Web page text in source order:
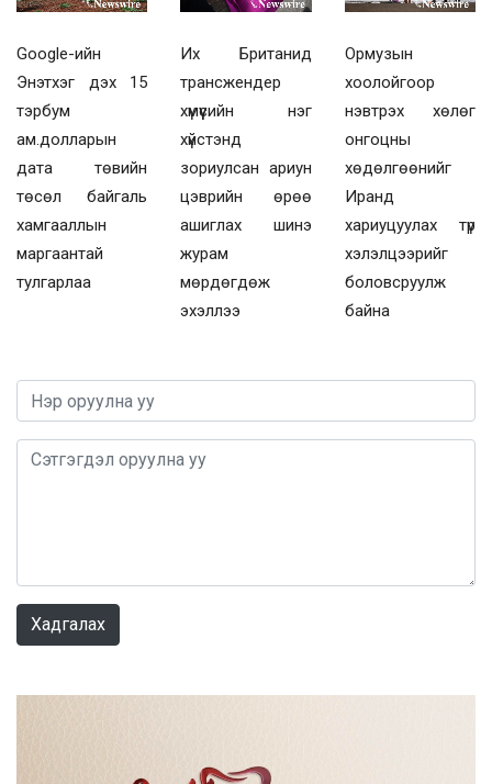
Google-ийн
Энэтхэг дэх 15
тэрбум
ам.долларын
дата төвийн
төсөл байгаль
хамгааллын
маргаантай
тулгарлаа
Их Британид
трансжендер
хүмүүсийн нэг
хүйстэнд
зориулсан ариун
цэврийн өрөө
ашиглах шинэ
журам
мөрдөгдөж
эхэллээ
Ормузын
хоолойгоор
нэвтрэх хөлөг
онгоцны
хөдөлгөөнийг
Иранд
хариуцуулах түр
хэлэлцээрийг
боловсруулж
байна
Хадгалах